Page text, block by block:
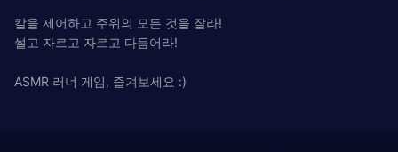
칼을 제어하고 주위의 모든 것을 잘라!
썰고 자르고 자르고 다듬어라!
ASMR 러너 게임, 즐겨보세요 :)